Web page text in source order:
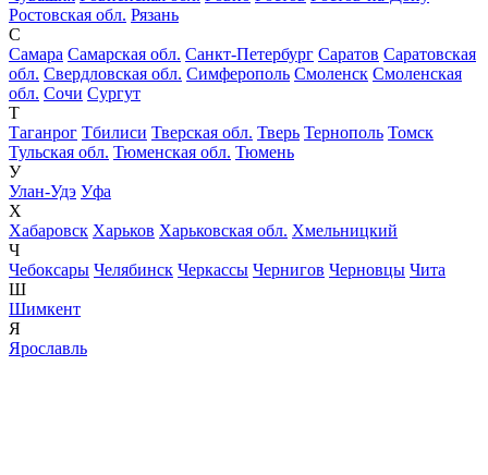
Ростовская обл. Рязань
С
Самара Самарская обл. Санкт-Петербург Саратов Саратовская
обл. Свердловская обл. Симферополь Смоленск Смоленская
обл. Сочи Сургут
Т
Таганрог Тбилиси Тверская обл. Тверь Тернополь Томск
Тульская обл. Тюменская обл. Тюмень
У
Улан-Удэ Уфа
Х
Хабаровск Харьков Харьковская обл. Хмельницкий
Ч
Чебоксары Челябинск Черкассы Чернигов Черновцы Чита
Ш
Шимкент
Я
Ярославль